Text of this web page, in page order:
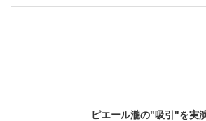
ピエール瀧の"吸引"を実